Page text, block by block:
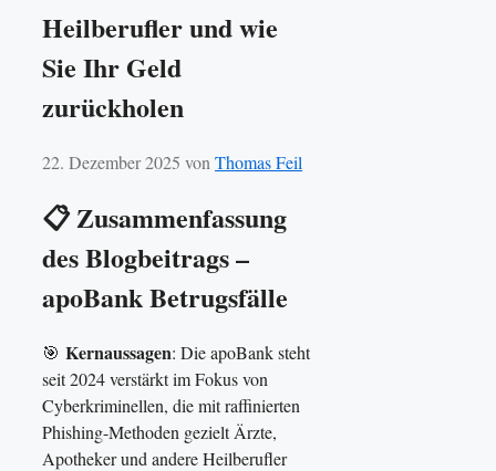
Heilberufler und wie
Sie Ihr Geld
zurückholen
22. Dezember 2025 von Thomas Feil
📋 Zusammenfassung
des Blogbeitrags –
apoBank Betrugsfälle
🎯 Kernaussagen: Die apoBank steht
seit 2024 verstärkt im Fokus von
Cyberkriminellen, die mit raffinierten
Phishing-Methoden gezielt Ärzte,
Apotheker und andere Heilberufler